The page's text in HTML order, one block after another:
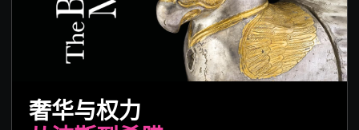
奢华与权力